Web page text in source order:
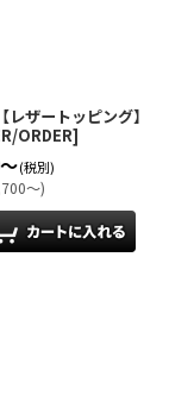
レザートッピング】
ORDER]
(税別)
～)